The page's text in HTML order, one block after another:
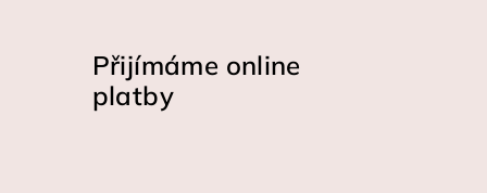
Přijímáme online
platby